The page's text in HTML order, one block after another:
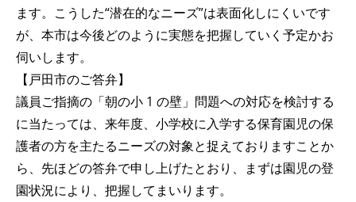
ます。こうした“潜在的なニーズ”は表面化しにくいです
が、本市は今後どのように実態を把握していく予定かお
伺いします。
【戸田市のご答弁】
議員ご指摘の「朝の小 1 の壁」問題への対応を検討する
に当たっては、来年度、小学校に入学する保育園児の保
護者の方を主たるニーズの対象と捉えておりますことか
ら、先ほどの答弁で申し上げたとおり、まずは園児の登
園状況により、把握してまいります。